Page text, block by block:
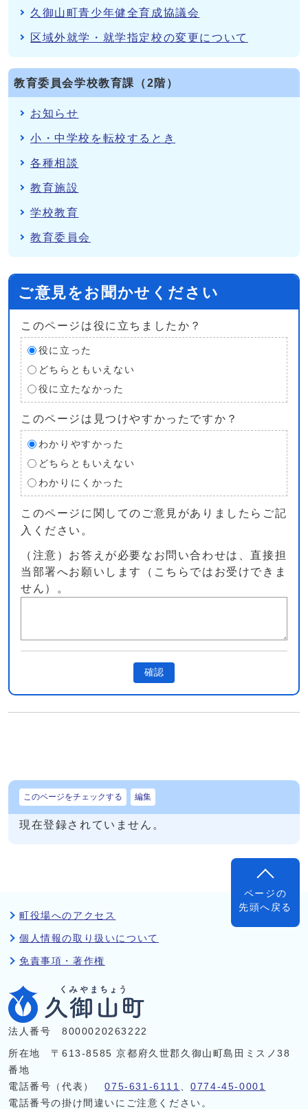
久御山町青少年健全育成協議会
区域外就学・就学指定校の変更について
教育委員会学校教育課（2階）
お知らせ
小・中学校を転校するとき
各種相談
教育施設
学校教育
教育委員会
ご意見をお聞かせください
このページは役に立ちましたか？
役に立った
どちらともいえない
役に立たなかった
このページは見つけやすかったですか？
わかりやすかった
どちらともいえない
わかりにくかった
このページに関してのご意見がありましたらご記
入ください。
（注意）お答えが必要なお問い合わせは、直接担
当部署へお願いします（こちらではお受けできま
せん）。
確認
このページをチェックする 編集
現在登録されていません。
ページの
先頭へ戻る
町役場へのアクセス
個人情報の取り扱いについて
免責事項・著作権
法人番号 8000020263222
所在地 〒613-8585 京都府久世郡久御山町島田ミスノ38
番地
電話番号（代表）075-631-6111 、0774-45-0001
電話番号の掛け間違いにご注意ください。